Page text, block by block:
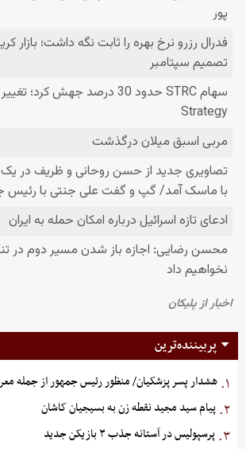
پربیننده‌ترین
۱. هشدار پسر پزشکیان/ منظور رئیس جمهور از جمله
۲. پیام سید مجید نقطه زن به بسیجیان کاشان
۳. پرسپولیس در آستانه جذب ۳ بازیکن جدید